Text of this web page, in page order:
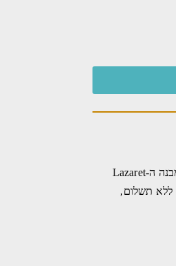
המשקיף לעבר מפרץ קוטור (Kotor) ומרוחק שני ק"מ מהרצג נובי (Herceg Novi), כל הסוויטות והחדרים שוכנים במבנה ה-Lazaret
ללא תשלום,